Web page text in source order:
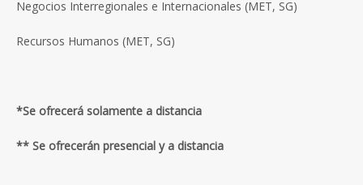
Negocios Interregionales e Internacionales (MET, SG)
Recursos Humanos (MET, SG)
*Se ofrecerá solamente a distancia
** Se ofrecerán presencial y a distancia